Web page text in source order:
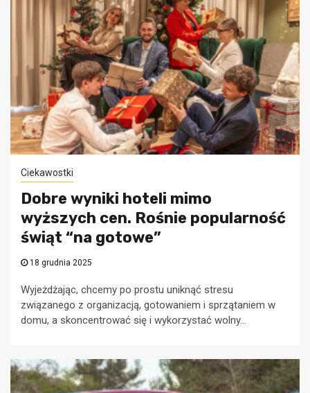
Ciekawostki
Dobre wyniki hoteli mimo
wyższych cen. Rośnie popularność
świąt “na gotowe”
18 grudnia 2025
Wyjeżdżając, chcemy po prostu uniknąć stresu
związanego z organizacją, gotowaniem i sprzątaniem w
domu, a skoncentrować się i wykorzystać wolny...